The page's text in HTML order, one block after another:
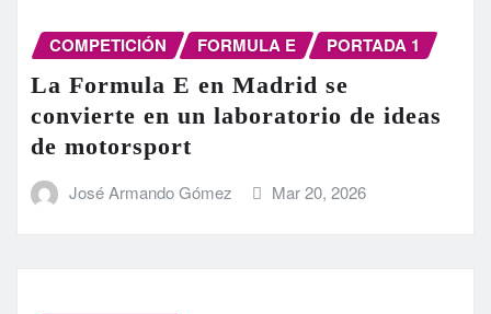
COMPETICIÓN FORMULA E PORTADA 1
La Formula E en Madrid se
convierte en un laboratorio de ideas
de motorsport
José Armando Gómez Mar 20, 2026